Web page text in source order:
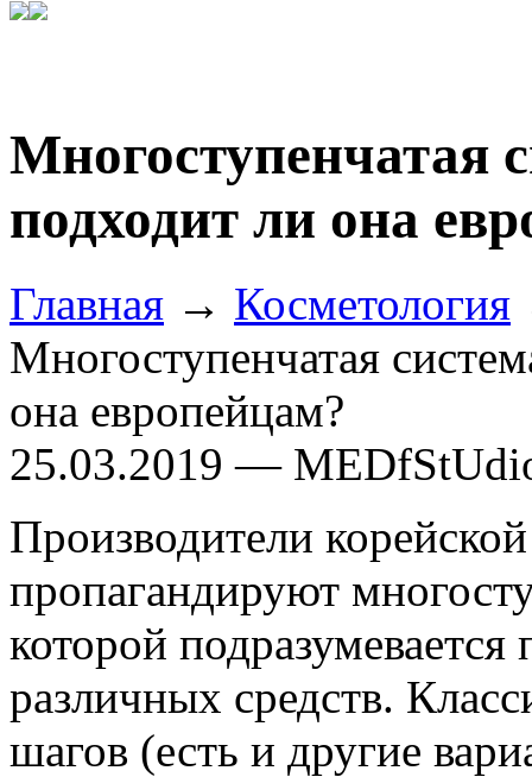
Многоступенчатая
подходит ли она
Главная → Косметология
Многоступенчатая
она европейцам?
25.03.2019 —
Производители
пропагандируют
которой
различных средств.
шагов (есть и другие